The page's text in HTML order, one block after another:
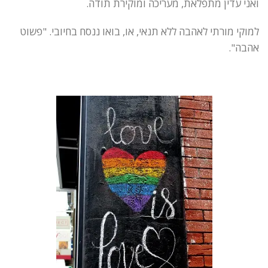
ואני עדין מתפלאת, מעריכה ומוקירת תודה.
למוקי מורתי לאהבה ללא תנאי, או, בואו ננסח בחיובי. "פשוט
אהבה".